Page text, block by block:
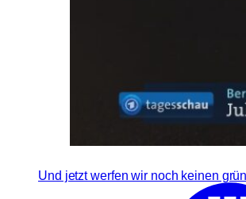
Und jetzt werfen wir noch keinen